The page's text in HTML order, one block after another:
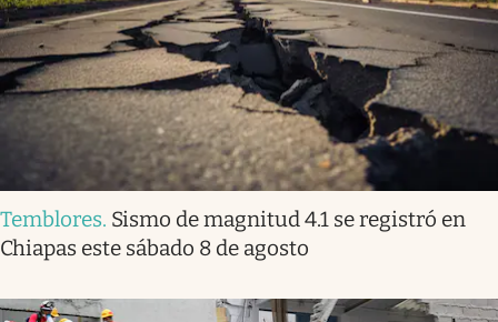
Temblores. Sismo de magnitud 4.1 se registró en
Chiapas este sábado 8 de agosto